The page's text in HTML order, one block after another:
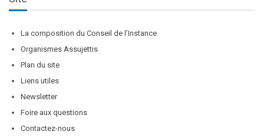
La composition du Conseil de l’Instance
Organismes Assujettis
Plan du site
Liens utiles
Newsletter
Foire aux questions
Contactez-nous